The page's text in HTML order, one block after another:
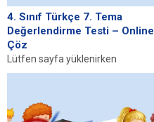
4. Sınıf Türkçe 7. Tema
Değerlendirme Testi – Online
Çöz
Lütfen sayfa yüklenirken
bekleyiniz, tarayıcınızda
olduğundan emin olunuz. Eğer
sayfa yüklenmediyse buraya...